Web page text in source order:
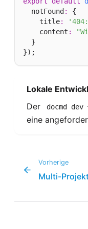
  notFound
:
{
    title
:
    content
:
  }
Lokale
Der
docmd dev
eine
Vorherige
Multi-